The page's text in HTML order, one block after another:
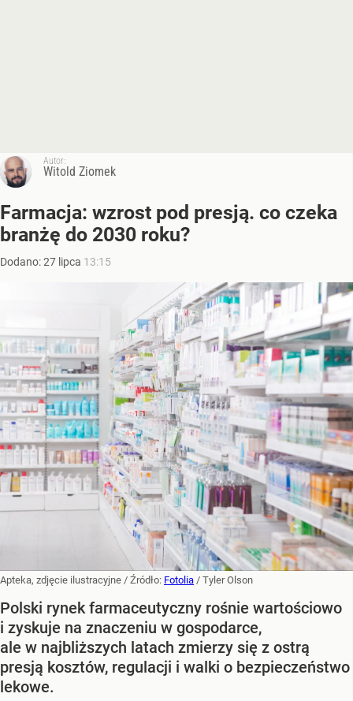
Autor:
Witold Ziomek
Farmacja: wzrost pod presją. co czeka
branżę do 2030 roku?
Dodano:27 lipca 13:15
Apteka, zdjęcie ilustracyjne / Źródło: Fotolia / Tyler Olson
Polski rynek farmaceutyczny rośnie wartościowo
i zyskuje na znaczeniu w gospodarce,
ale w najbliższych latach zmierzy się z ostrą
presją kosztów, regulacji i walki o bezpieczeństwo
lekowe.